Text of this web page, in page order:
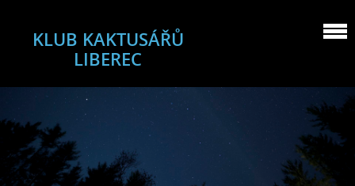
KLUB KAKTUSÁŘŮ
LIBEREC